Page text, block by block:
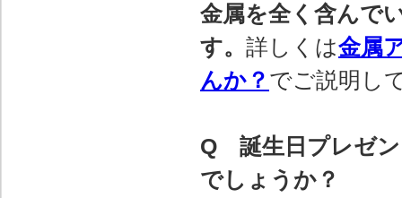
金属を全く含んで
す。 詳しくは金属
んか？ でご説明し
Q 誕生日プレゼン
でしょうか？